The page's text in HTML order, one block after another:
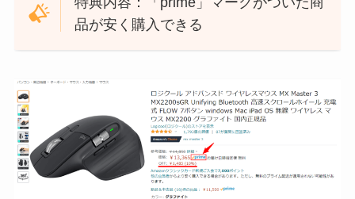
品が安く購入できる